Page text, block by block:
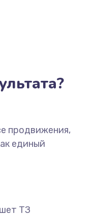
продвижения,
единый
ТЗ